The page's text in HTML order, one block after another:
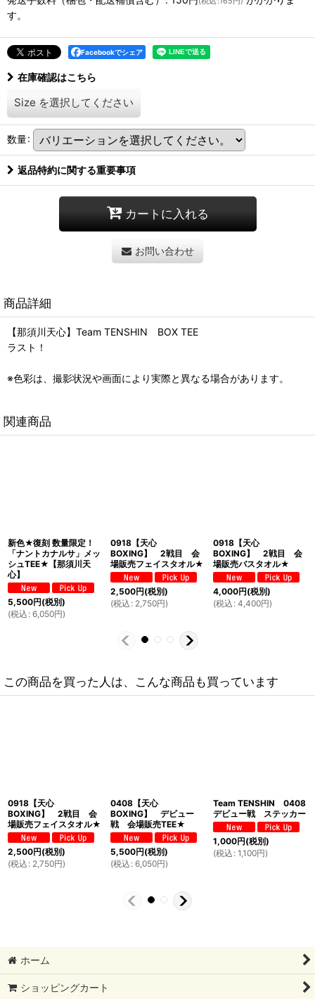
す。
Facebookでシェア
在庫確認はこちら
Size を選択してください
数量:
返品特約に関する重要事項
カートに入れる
お問い合わせ
商品詳細
【那須川天心】Team TENSHIN BOX TEE
ラスト！
※色彩は、撮影状況や画面により実際と異なる場合があります。
関連商品
新色★復刻 数量限定！
「ナントカナルサ」メッ
シュTEE★【那須川天
心】
5,500円(税別)
(税込 : 6,050円)
0918【天心
BOXING】 2戦目 会
場販売フェイスタオル★
2,500円(税別)
(税込 : 2,750円)
0918【天心
BOXING】 2戦目 会
場販売バスタオル★
4,000円(税別)
(税込 : 4,400円)
この商品を買った人は、こんな商品も買っています
0918【天心
BOXING】 2戦目 会
場販売フェイスタオル★
2,500円(税別)
(税込 : 2,750円)
0408【天心
BOXING】 デビュー
戦 会場販売TEE★
5,500円(税別)
(税込 : 6,050円)
Team TENSHIN 0408
デビュー戦 ステッカー
1,000円(税別)
(税込 : 1,100円)
ホーム
ショッピングカート